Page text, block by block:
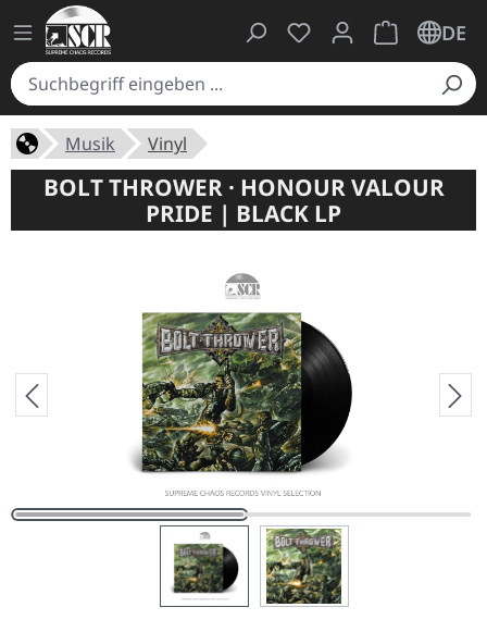
Du hast 0 Produkte
Warenkorb
DE
Musik Vinyl
BOLT THROWER · HONOUR VALOUR
PRIDE | BLACK LP